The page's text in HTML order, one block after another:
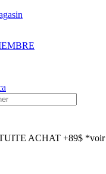
ACHAT +89$ *voir